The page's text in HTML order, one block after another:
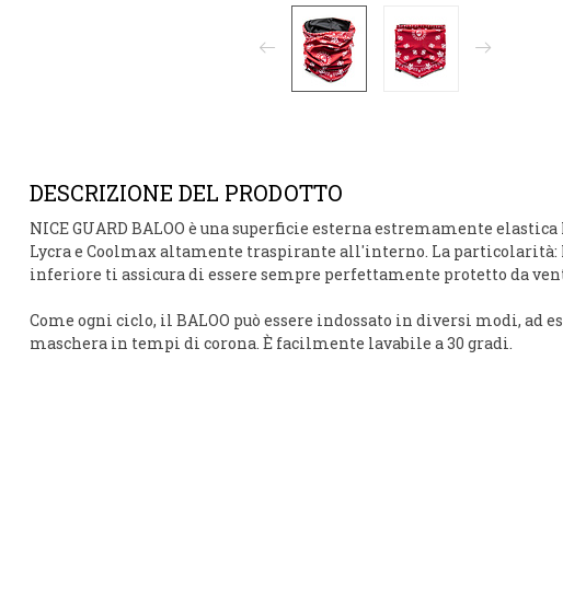
DESCRIZIONE DEL PRODOTTO
NICE GUARD BALOO è una superficie esterna estremamente elastica
Lycra e Coolmax altamente traspirante all'interno. La
inferiore ti assicura di essere sempre perfettamente protetto da
Come ogni ciclo, il BALOO può essere indossato in diversi modi, ad
maschera in tempi di corona. È facilmente lavabile a 30 gradi.